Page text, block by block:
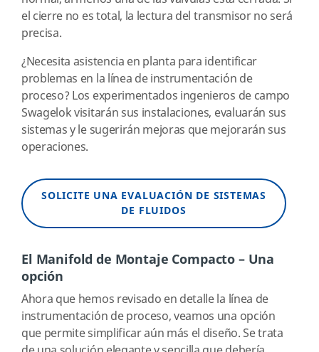
el cierre no es total, la lectura del transmisor no será
precisa.
¿Necesita asistencia en planta para identificar
problemas en la línea de instrumentación de
proceso? Los experimentados ingenieros de campo
Swagelok visitarán sus instalaciones, evaluarán sus
sistemas y le sugerirán mejoras que mejorarán sus
operaciones.
SOLICITE UNA EVALUACIÓN DE SISTEMAS
DE FLUIDOS
El Manifold de Montaje Compacto – Una
opción
Ahora que hemos revisado en detalle la línea de
instrumentación de proceso, veamos una opción
que permite simplificar aún más el diseño. Se trata